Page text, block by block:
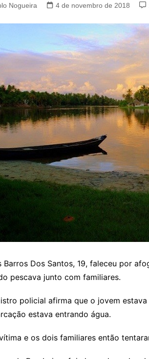
Nogueira 4 de novembro de 2018
Barros Dos Santos, 19, faleceu por
pescava junto com familiares.
policial afirma que o jovem
estava entrando água.
e os dois familiares então